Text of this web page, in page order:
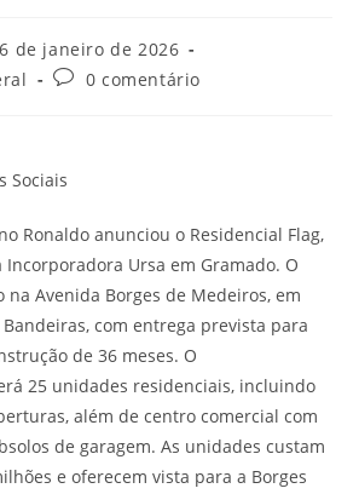
de janeiro de 2026
Comentários
0 comentário
Sociais
Ronaldo anunciou o Residencial Flag,
Ursa em Gramado. O
Avenida Borges de Medeiros, em
com entrega prevista para
de 36 meses. O
25 unidades residenciais, incluindo
além de centro comercial com
de garagem. As unidades custam
e oferecem vista para a Borges